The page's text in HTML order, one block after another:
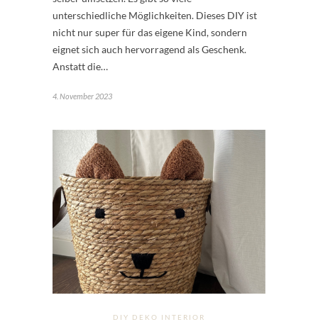
unterschiedliche Möglichkeiten. Dieses DIY ist
nicht nur super für das eigene Kind, sondern
eignet sich auch hervorragend als Geschenk.
Anstatt die…
4. November 2023
DIY DEKO INTERIOR